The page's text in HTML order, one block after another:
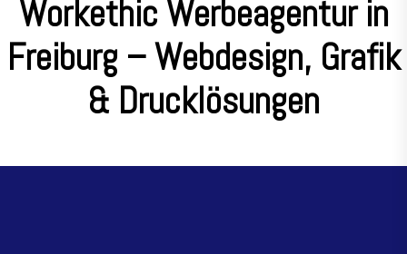
Workethic Werbeagentur in
Freiburg – Webdesign, Grafik
& Drucklösungen